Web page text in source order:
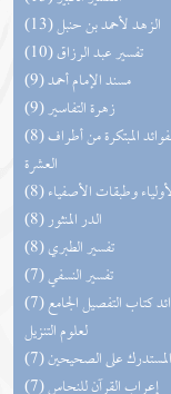
(13) الزهد لأحمد بن حنبل
(10) تفسير عبد الرزاق
(9) مسند الإمام أحمد
(9) زهرة التفاسير
(8) إتحاف المهرة بالفوائد المبتكرة من أطراف
العشرة
وطبقات الأصفياء
(8) الدر المنثور
(8) تفسير الطبري
(7) تفسير النسفي
(7) التحصيل لفوائد كتاب التفصيل الجامع
لعلوم التنزيل
(7) المستدرك على الصحيحين